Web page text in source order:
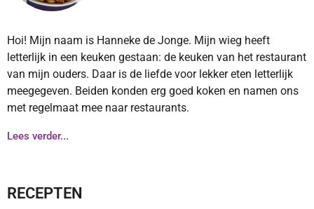
Hoi! Mijn naam is Hanneke de Jonge. Mijn wieg heeft
letterlijk in een keuken gestaan: de keuken van het restaurant
van mijn ouders. Daar is de liefde voor lekker eten letterlijk
meegegeven. Beiden konden erg goed koken en namen ons
met regelmaat mee naar restaurants.
Lees verder...
RECEPTEN